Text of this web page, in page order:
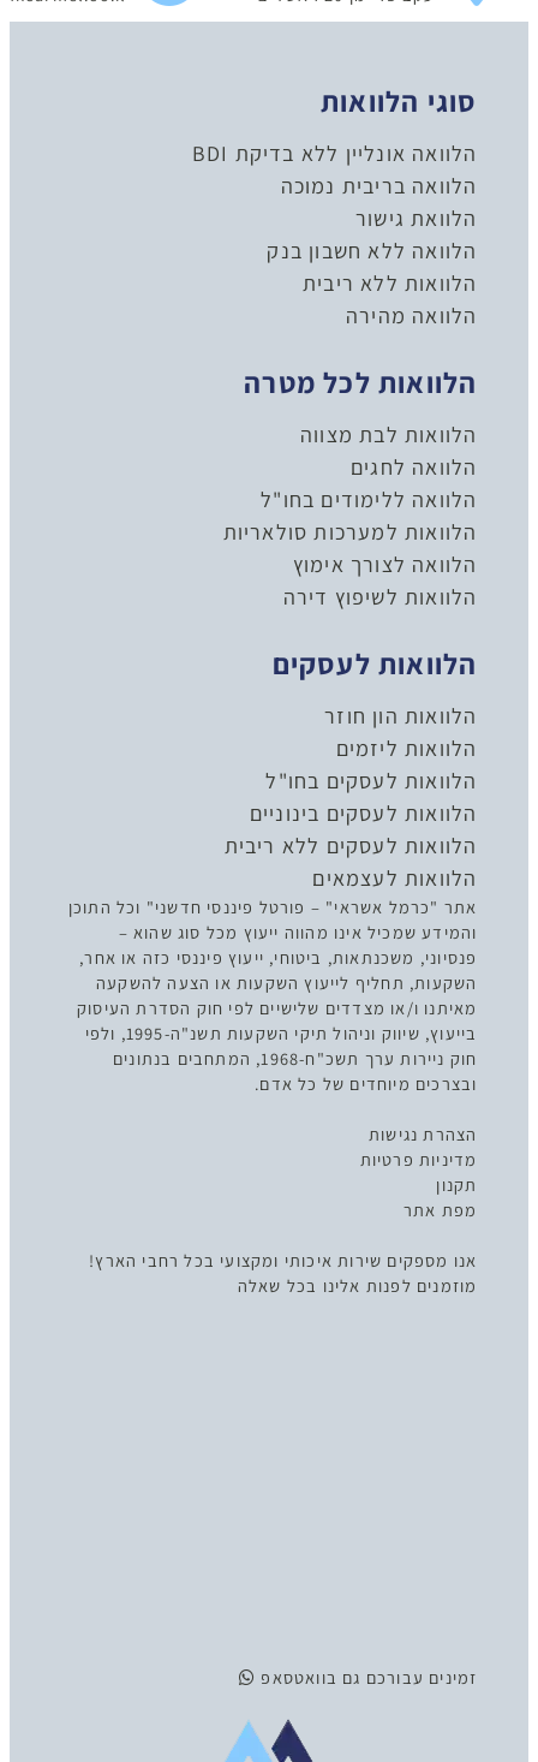
סוגי הלוואות
הלוואה אונליין ללא בדיקת BDI
הלוואה בריבית נמוכה
הלוואת גישור
הלוואה ללא חשבון בנק
הלוואות ללא ריבית
הלוואה מהירה
הלוואות לכל מטרה
הלוואות לבת מצווה
הלוואה לחגים
הלוואה ללימודים בחו"ל
הלוואות למערכות סולאריות
הלוואה לצורך אימוץ
הלוואות לשיפוץ דירה
הלוואות לעסקים
הלוואות הון חוזר
הלוואות ליזמים
הלוואות לעסקים בחו"ל
הלוואות לעסקים בינוניים
הלוואות לעסקים ללא ריבית
הלוואות לעצמאים
אתר "כרמל אשראי" – פורטל פיננסי חדשני" וכל התוכן
והמידע שמכיל אינו מהווה ייעוץ מכל סוג שהוא –
פנסיוני, משכנתאות, ביטוחי, ייעוץ פיננסי כזה או אחר,
השקעות, תחליף לייעוץ השקעות או הצעה להשקעה
מאיתנו ו/או מצדדים שלישיים לפי חוק הסדרת העיסוק
בייעוץ, שיווק וניהול תיקי השקעות תשנ"ה-1995, ולפי
חוק ניירות ערך תשכ"ח-1968, המתחבים בנתונים
ובצרכים מיוחדים של כל אדם.
הצהרת נגישות
מדיניות פרטיות
תקנון
מפת אתר
אנו מספקים שירות איכותי ומקצועי בכל רחבי הארץ!
מוזמנים לפנות אלינו בכל שאלה
זמינים עבורכם גם בוואטסאפ